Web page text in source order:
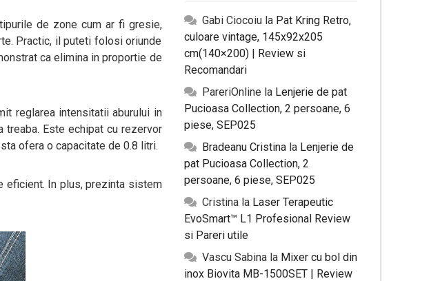
de zone cum ar fi gresie,
Practic, il puteti folosi oriunde
ca elimina in proportie de
reglarea intensitatii aburului in
Este echipat cu rezervor
ofera o capacitate de 0.8 litri.
eficient. In plus, prezinta sistem
Gabi Ciocoiula Pat Kring Retro,
culoare vintage, 145x92x205
cm(140×200) | Review si
Recomandari
PareriOnline la Lenjerie de pat
Pucioasa Collection, 2 persoane, 6
piese, SEP025
Bradeanu Cristinala Lenjerie de
pat Pucioasa Collection, 2
persoane, 6 piese, SEP025
Cristinala Laser Terapeutic
EvoSmart™ L1 Profesional Review
si Pareri utile
Vascu Sabinala Mixer cu bol din
inox Biovita MB-1500SET | Review